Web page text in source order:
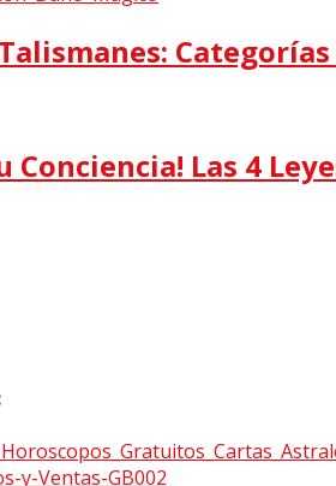
Conciencia! Las 4